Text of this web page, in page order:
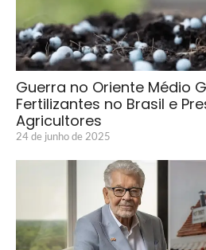
Guerra no Oriente Médio
Fertilizantes no Brasil e
Agricultores
24 de junho de 2025